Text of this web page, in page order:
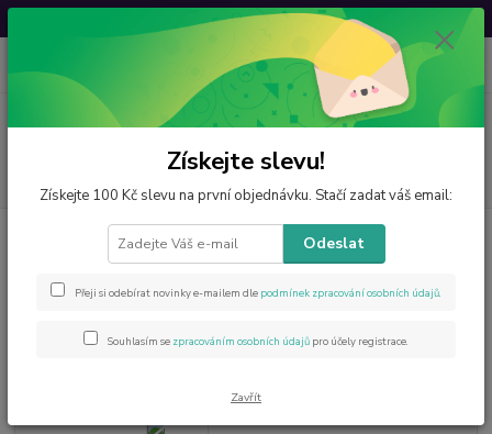
Svatovavřinecká sleva: 20 % s kódemVAVRINEC20
Menu
CZK 0
za
Šperky z minerálů
Citrínový náhrdelník krátký cca
Citrínový náhrdelník krátký cca
45 cm
Získejte slevu!
Získejte 100 Kč slevu na první objednávku. Stačí zadat váš email:
Odeslat
Přeji si odebírat novinky e-mailem dle podmínek zpracování osobních údajů.
Souhlasím se zpracováním osobních údajů pro účely registrace.
Zavřít